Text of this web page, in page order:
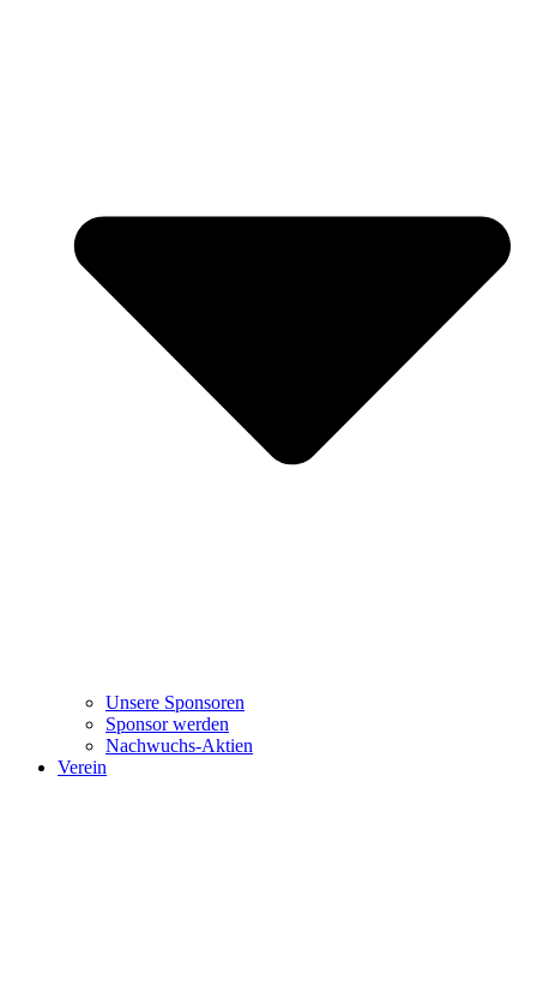
Unsere Sponsoren
Sponsor werden
Nachwuchs-Aktien
Verein